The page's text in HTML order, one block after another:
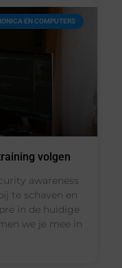
EN COMPUTERS
volgen
awareness
te schaven en
in de huidige
we je mee in